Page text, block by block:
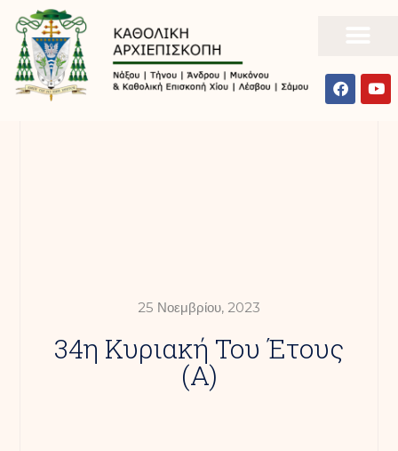
25 Νοεμβρίου, 2023
34η Κυριακή Του Έτους
(Α)